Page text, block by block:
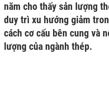
năm cho thấy sản lượng
duy trì xu hướng giảm
cách cơ cấu bên cung và
lượng của ngành thép.